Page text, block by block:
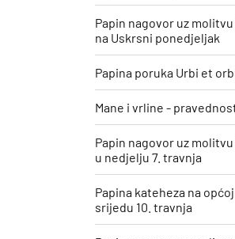
Papin nagovor uz
na Uskrsni ponedjeljak
Papina poruka Urbi et
Mane i vrline -
Papin nagovor uz
u nedjelju 7. travnja
Papina kateheza na
srijedu 10. travnja